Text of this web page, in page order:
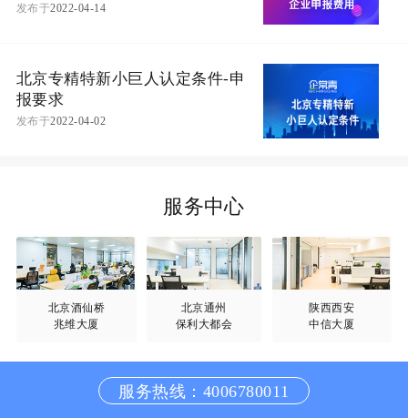
发布于2022-04-14
北京专精特新小巨人认定条件-申
报要求
发布于2022-04-02
服务中心
北京酒仙桥
兆维大厦
北京通州
保利大都会
陕西西安
中信大厦
服务热线：4006780011